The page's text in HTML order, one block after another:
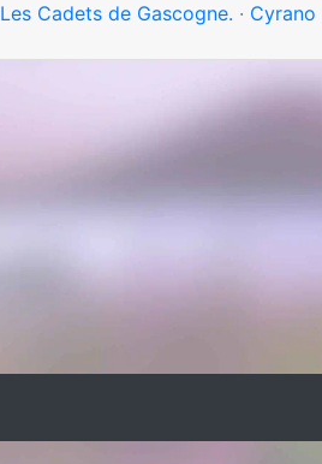
Les Cadets de Gascogne. · Cyrano